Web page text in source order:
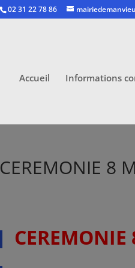
02 31 22 78 86
Accueil Informations
CEREMONIE 8